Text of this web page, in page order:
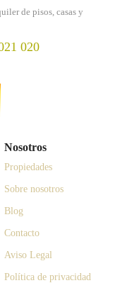
de pisos, casas y
020
Nosotros
Propiedades
Sobre nosotros
Blog
Contacto
Aviso Legal
Política de privacidad